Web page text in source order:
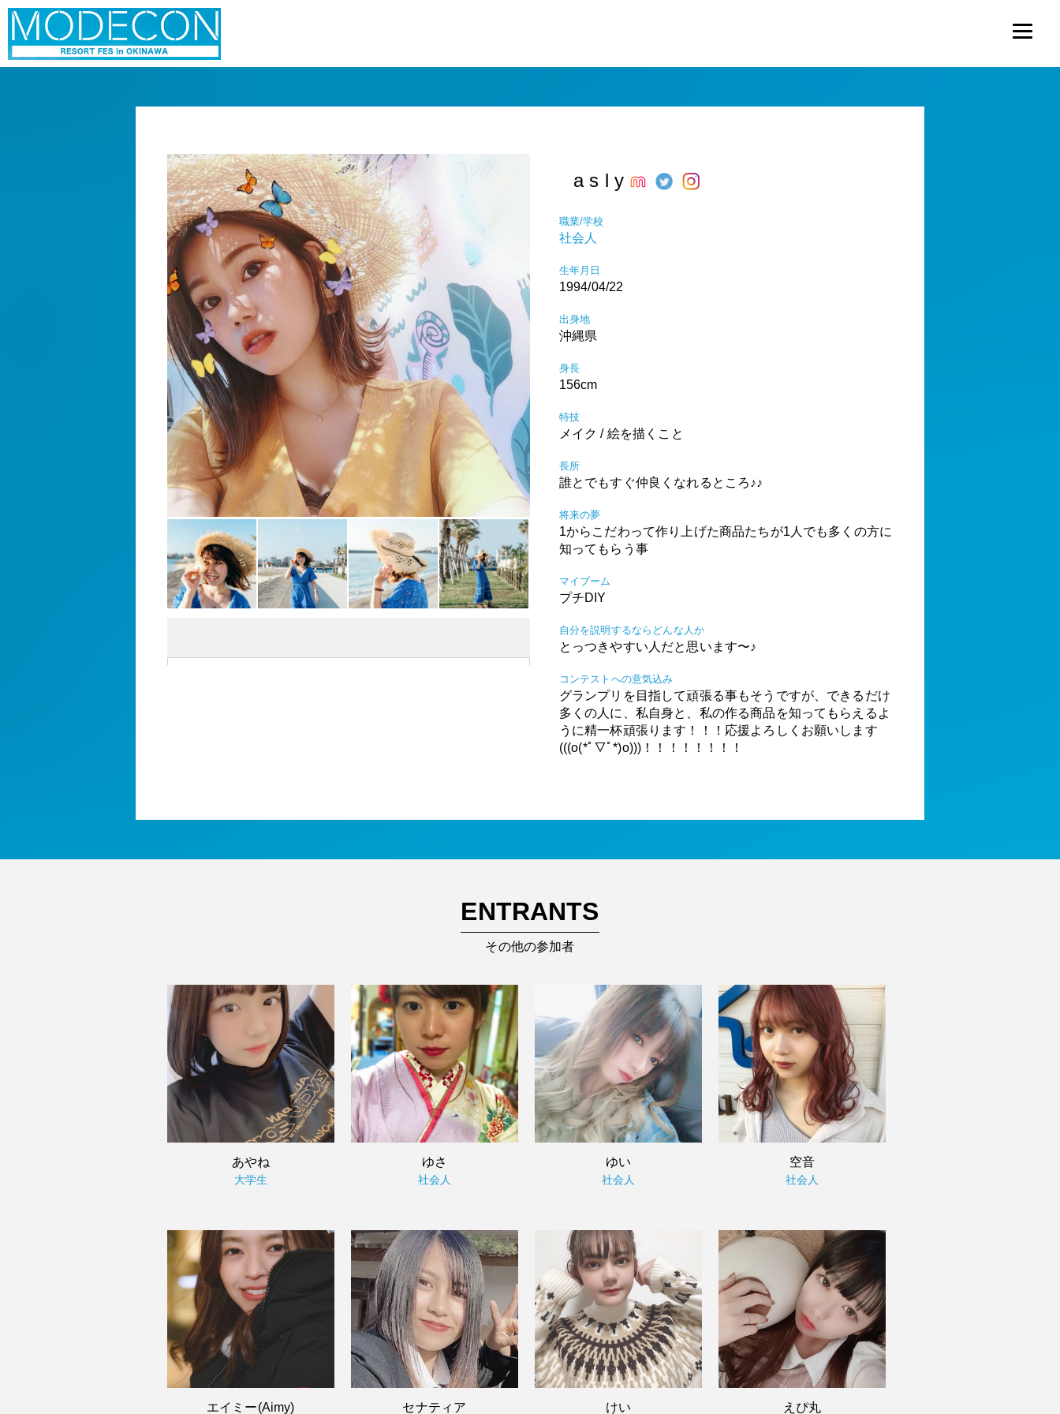
⠀a s l y
職業/学校
社会人
生年月日
1994/04/22
出身地
沖縄県
身長
156cm
特技
メイク / 絵を描くこと
長所
誰とでもすぐ仲良くなれるところ♪♪
将来の夢
1からこだわって作り上げた商品たちが1人でも多くの方に
知ってもらう事
マイブーム
プチDIY
自分を説明するならどんな人か
とっつきやすい人だと思います〜♪
コンテストへの意気込み
グランプリを目指して頑張る事もそうですが、できるだけ
多くの人に、私自身と、私の作る商品を知ってもらえるよ
うに精一杯頑張ります！！！応援よろしくお願いします
(((o(*ﾟ▽ﾟ*)o)))！！！！！！！！
ENTRANTS
その他の参加者
あやね
大学生
ゆさ
社会人
ゆい
社会人
空音
社会人
エイミー(Aimy) セナティア けい えぴ丸